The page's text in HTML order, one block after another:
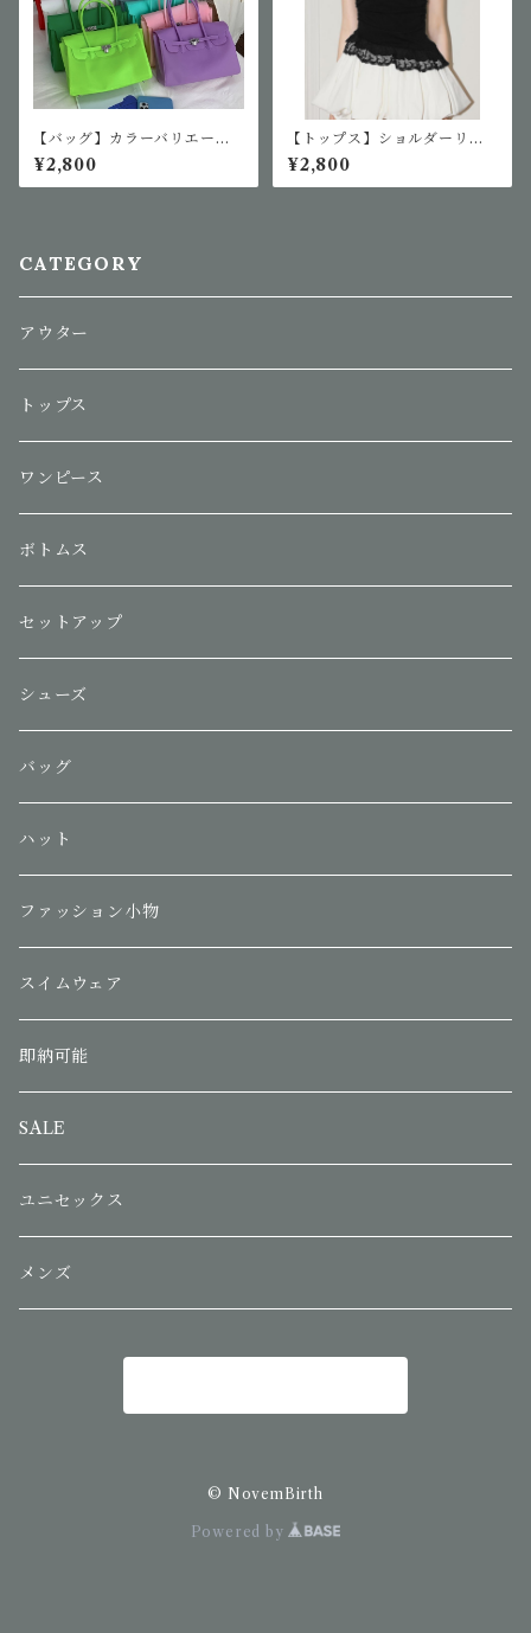
【バッグ】カラーバリエーシ
ョンジェリーバッグ
¥2,800
【トップス】ショルダーリボ
ンオフショルTシャツ
¥2,800
CATEGORY
アウター
トップス
ワンピース
ボトムス
セットアップ
シューズ
バッグ
ハット
ファッション小物
スイムウェア
即納可能
SALE
ユニセックス
メンズ
© NovemBirth
Powered by